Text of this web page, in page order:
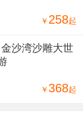
￥ 258起
沙湾沙雕大世
￥ 368起